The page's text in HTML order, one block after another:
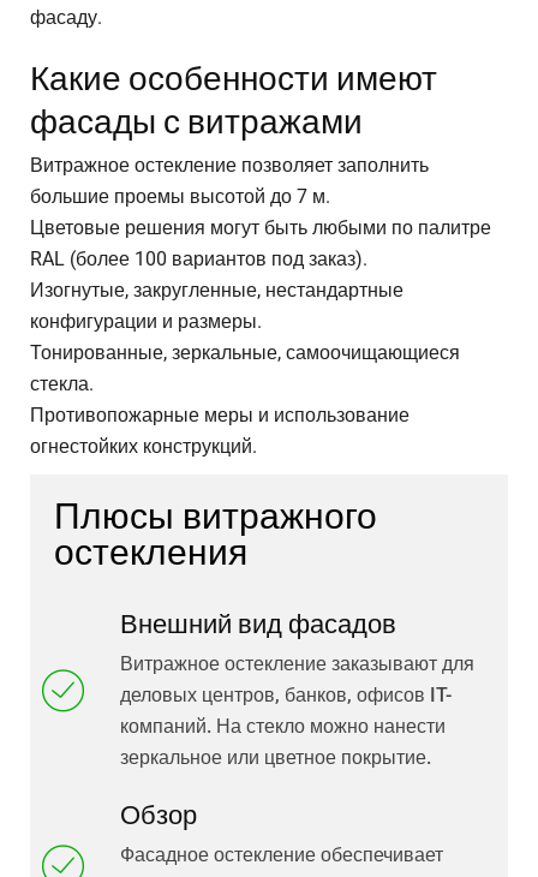
фасаду.
Какие особенности имеют
фасады с витражами
Витражное остекление позволяет заполнить
большие проемы высотой до 7 м.
Цветовые решения могут быть любыми по палитре
RAL (более 100 вариантов под заказ).
Изогнутые, закругленные, нестандартные
конфигурации и размеры.
Тонированные, зеркальные, самоочищающиеся
стекла.
Противопожарные меры и использование
огнестойких конструкций.
Плюсы витражного
остекления
Внешний вид фасадов
Витражное остекление заказывают для
деловых центров, банков, офисов IT-
компаний. На стекло можно нанести
зеркальное или цветное покрытие.
Обзор
Фасадное остекление обеспечивает